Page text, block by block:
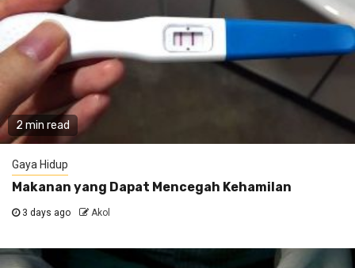
2 min read
Gaya Hidup
Makanan yang Dapat Mencegah Kehamilan
3 days ago Akol